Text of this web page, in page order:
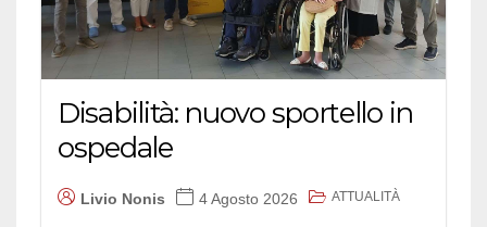
Disabilità: nuovo sportello in
ospedale
Livio Nonis 4 Agosto 2026 ATTUALITÀ